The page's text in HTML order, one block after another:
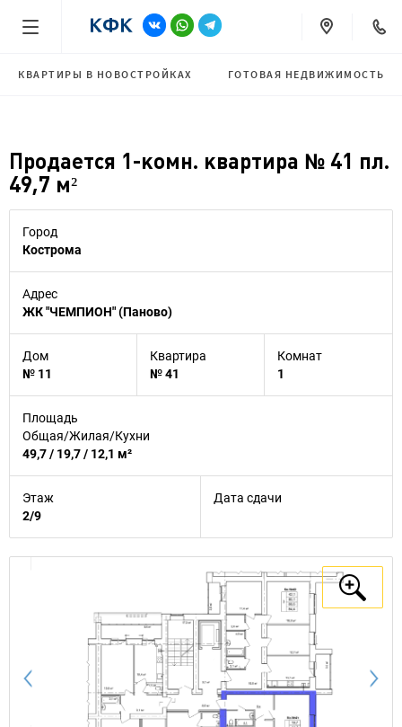
КВАРТИРЫ В НОВОСТРОЙКАХ ГОТОВАЯ НЕДВИЖИМОСТЬ
Продается 1-комн. квартира № 41 пл.
49,7 м²
Город
Кострома
Адрес
ЖК "ЧЕМПИОН" (Паново)
Дом
№ 11
Квартира
№ 41
Комнат
1
Площадь
Общая/Жилая/Кухни
49,7 / 19,7 / 12,1 м²
Этаж
2/9
Дата сдачи